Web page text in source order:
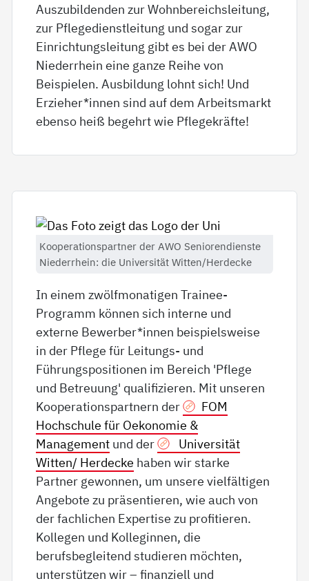
Auszubildenden zur Wohnbereichsleitung,
zur Pflegedienstleitung und sogar zur
Einrichtungsleitung gibt es bei der AWO
Niederrhein eine ganze Reihe von
Beispielen. Ausbildung lohnt sich! Und
Erzieher*innen sind auf dem Arbeitsmarkt
ebenso heiß begehrt wie Pflegekräfte!
Kooperationspartner der AWO Seniorendienste
Niederrhein: die Universität Witten/Herdecke
In einem zwölfmonatigen Trainee-
Programm können sich interne und
externe Bewerber*innen beispielsweise
in der Pflege für Leitungs- und
Führungspositionen im Bereich 'Pflege
und Betreuung' qualifizieren. Mit unseren
Kooperationspartnern der
FOM
Hochschule für Oekonomie &
Management und der
Universität
Witten/ Herdecke haben wir starke
Partner gewonnen, um unsere vielfältigen
Angebote zu präsentieren, wie auch von
der fachlichen Expertise zu profitieren.
Kollegen und Kolleginnen, die
berufsbegleitend studieren möchten,
unterstützen wir – finanziell und